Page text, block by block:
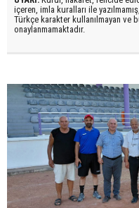
içeren, imla kuralları ile yazılmamış,
Türkçe karakter kullanılmayan ve
onaylanmamaktadır.